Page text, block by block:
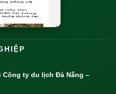
trung tâm thành phố, được
Với diện tích 32ha, hồ
xanh và những con
lý tưởng để ngắm bình
hôn tím lãng mạn,
cho mọi du khách.
Công ty du lịch Đà Nẵng –